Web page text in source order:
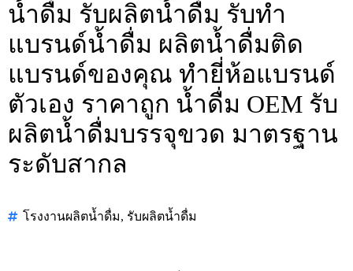
น้ำดื่ม รับผลิตน้ำดื่ม รับทำ
แบรนด์น้ำดื่ม ผลิตน้ำดื่มติด
แบรนด์ของคุณ ทำยี่ห้อแบรนด์
ตัวเอง ราคาถูก น้ำดื่ม OEM รับ
ผลิตน้ำดื่มบรรจุขวด มาตรฐาน
ระดับสากล
โรงงานผลิตน้ำดื่ม, รับผลิตน้ำดื่ม